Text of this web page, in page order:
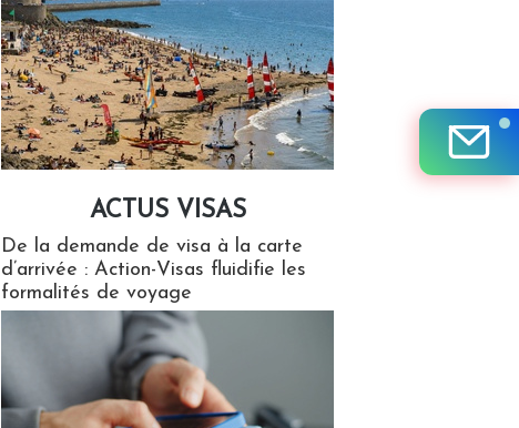
ACTUS VISAS
De la demande de visa à la carte
d’arrivée : Action-Visas fluidifie les
formalités de voyage